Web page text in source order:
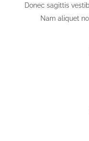
Donec sagittis
Nam aliquet